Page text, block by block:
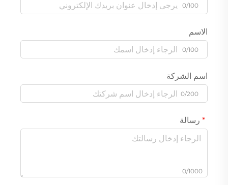
0/100
الاسم
0/100
اسم الشركة
0/200
رسالة
0/1000